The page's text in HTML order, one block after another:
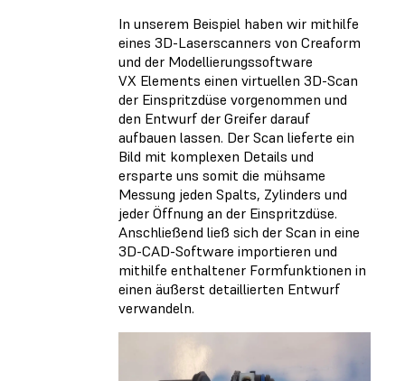
In unserem Beispiel haben wir mithilfe
eines 3D-Laserscanners von Creaform
und der Modellierungssoftware
VX Elements einen virtuellen 3D-Scan
der Einspritzdüse vorgenommen und
den Entwurf der Greifer darauf
aufbauen lassen. Der Scan lieferte ein
Bild mit komplexen Details und
ersparte uns somit die mühsame
Messung jeden Spalts, Zylinders und
jeder Öffnung an der Einspritzdüse.
Anschließend ließ sich der Scan in eine
3D-CAD-Software importieren und
mithilfe enthaltener Formfunktionen in
einen äußerst detaillierten Entwurf
verwandeln.